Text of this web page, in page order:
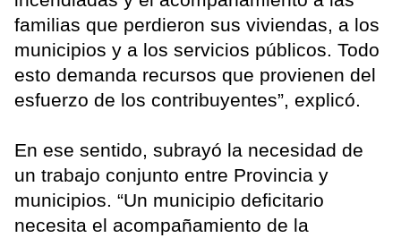
familias que perdieron sus viviendas, a los
municipios y a los servicios públicos. Todo
esto demanda recursos que provienen del
esfuerzo de los contribuyentes”, explicó.
En ese sentido, subrayó la necesidad de
un trabajo conjunto entre Provincia y
municipios. “Un municipio deficitario
necesita el acompañamiento de la